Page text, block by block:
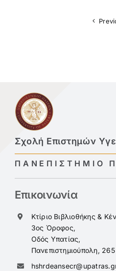
Σχολή Επιστημών
ΠΑΝΕΠΙΣΤΗΜΙΟ
Επικοινωνία
Κτίριο Βιβλιοθήκης &
3ος Όροφος,
Οδός Υπατίας,
Πανεπιστημιούπολη,